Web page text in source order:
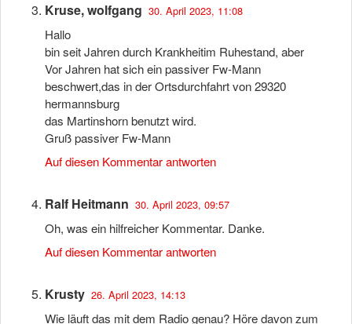
Kruse, wolfgang 30. April 2023, 11:08
Hallo
bin seit Jahren durch Krankheitim Ruhestand, aber
Vor Jahren hat sich ein passiver Fw-Mann
beschwert,das in der Ortsdurchfahrt von 29320
hermannsburg
das Martinshorn benutzt wird.
Gruß passiver Fw-Mann
Auf diesen Kommentar antworten
Ralf Heitmann 30. April 2023, 09:57
Oh, was ein hilfreicher Kommentar. Danke.
Auf diesen Kommentar antworten
Krusty 26. April 2023, 14:13
Wie läuft das mit dem Radio genau? Höre davon zum